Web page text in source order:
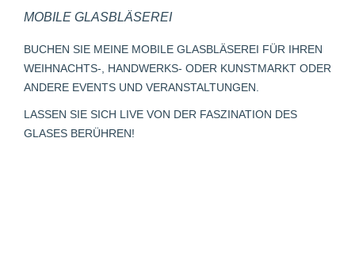
opens
in
new
window
opens
in
new
window
opens
in
new
window
page
opens
in
new
opens
in
new
window
MOBILE GLASBLÄSEREI
BUCHEN SIE MEINE MOBILE GLASBLÄSEREI FÜR IHREN
WEIHNACHTS-, HANDWERKS- ODER KUNSTMARKT ODER
ANDERE EVENTS UND VERANSTALTUNGEN.
LASSEN SIE SICH LIVE VON DER FASZINATION DES
GLASES BERÜHREN!